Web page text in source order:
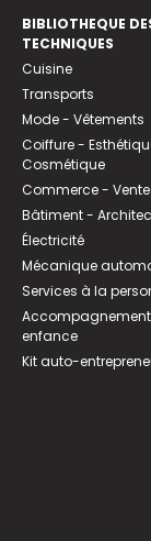
BIBLIOTHEQUE
TECHNIQUES
Cuisine
Transports
Mode - Vêtements
Coiffure -
Cosmétique
Commerce - Vente
Bâtiment -
Électricité
Mécanique
Services à la
Accompagnement
enfance
Kit auto-